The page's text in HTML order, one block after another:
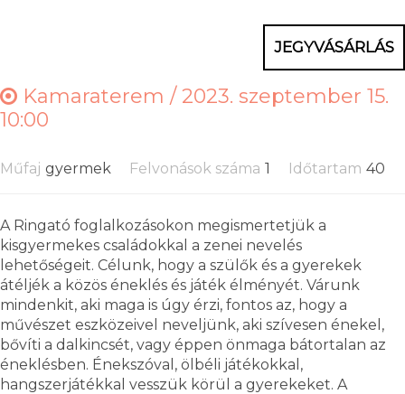
JEGYVÁSÁRLÁS
Kamaraterem /2023. szeptember 15.
10:00
Műfaj gyermek Felvonások száma 1 Időtartam 40
A Ringató foglalkozásokon megismertetjük a
kisgyermekes családokkal a zenei nevelés
lehetőségeit. Célunk, hogy a szülők és a gyerekek
átéljék a közös éneklés és játék élményét. Várunk
mindenkit, aki maga is úgy érzi, fontos az, hogy a
művészet eszközeivel neveljünk, aki szívesen énekel,
bővíti a dalkincsét, vagy éppen önmaga bátortalan az
éneklésben. Énekszóval, ölbéli játékokkal,
hangszerjátékkal vesszük körül a gyerekeket. A